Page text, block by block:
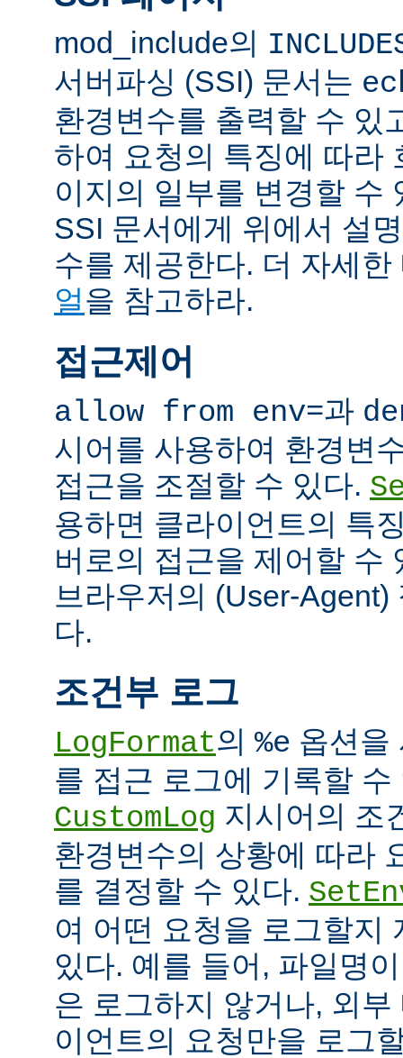
mod_include의
서버파싱 (SSI) 문서는
환경변수를 출력할 수 있
하여 요청의 특징에 따라
이지의 일부를 변경할 수
SSI 문서에게 위에서 설
수를 제공한다. 더 자세
얼을 참고하라.
접근제어
allow from env=과
시어를 사용하여 환경변
접근을 조절할 수 있다.
용하면 클라이언트의 특
버로의 접근을 제어할 수
브라우저의 (User-
다.
조건부 로그
LogFormat의 %e 옵션을
를 접근 로그에 기록할 수
CustomLog 지시어의 조
환경변수의 상황에 따라
를 결정할 수 있다.
여 어떤 요청을 로그할지
있다. 예를 들어, 파일명
은 로그하지 않거나, 외
이언트의 요청만을 로그